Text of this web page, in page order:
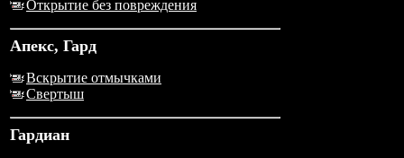
Открытие без повреждения
Апекс, Гард
Вскрытие отмычками
Свертыш
Гардиан